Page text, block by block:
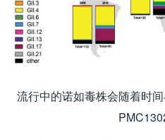
流行中的诺如毒株会随着时